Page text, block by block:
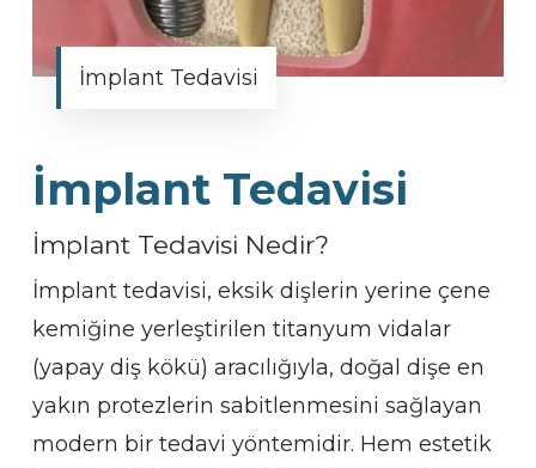
İmplant Tedavisi
İmplant Tedavisi
İmplant Tedavisi Nedir?
İmplant tedavisi, eksik dişlerin yerine çene
kemiğine yerleştirilen titanyum vidalar
(yapay diş kökü) aracılığıyla, doğal dişe en
yakın protezlerin sabitlenmesini sağlayan
modern bir tedavi yöntemidir. Hem estetik